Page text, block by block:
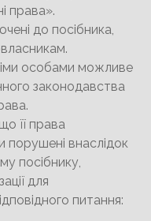
права».
до посібника,
особами можливе
законодавства
її права
порушені внаслідок
посібнику,
для
питання: